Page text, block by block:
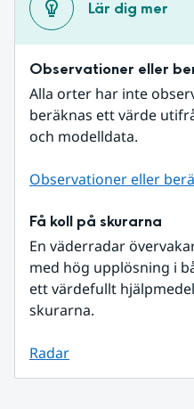
Lär dig mer
Observationer eller
Alla orter har inte
beräknas ett värde
och modelldata.
Observationer eller
Få koll på skurarna
En väderradar
med hög upplösning i
ett värdefullt
skurarna.
Radar